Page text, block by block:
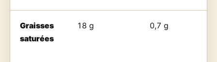
Graisses
saturées
18 g 0,7 g